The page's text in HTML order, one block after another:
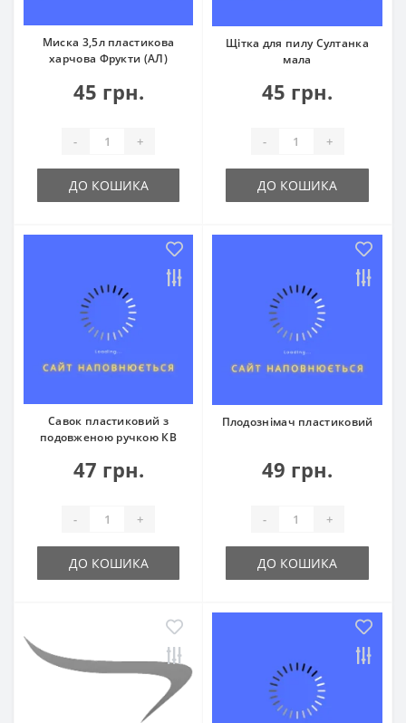
Миска 3,5л пластикова
харчова Фрукти (АЛ)
45 грн.
- +
ДО КОШИКА
Щітка для пилу Султанка
мала
45 грн.
- +
ДО КОШИКА
Савок пластиковий з
подовженою ручкою КВ
47 грн.
- +
ДО КОШИКА
Плодознімач пластиковий
49 грн.
- +
ДО КОШИКА